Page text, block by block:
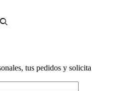
tus pedidos y solicita